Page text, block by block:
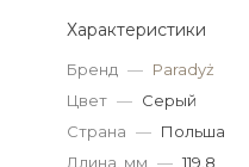
Характеристики
Бренд — Paradyż
Цвет — Серый
Страна — Польша
Длина, мм — 119.8